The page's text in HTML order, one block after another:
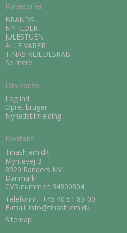
Kategorier
BRANDS
NYHEDER
JULESTUEN
ALLE VARER
TINAS KLÆDESKAB
Se mere
Din konto
Log ind
Opret bruger
Nyhedstilmelding
Kontakt
Tinashjem.dk
Myntevej 3
8920 Randers NV
Danmark
CVR-nummer: 34800804
Telefonnr.: +45 40 51 83 00
E-mail: info@tinashjem.dk
Sitemap